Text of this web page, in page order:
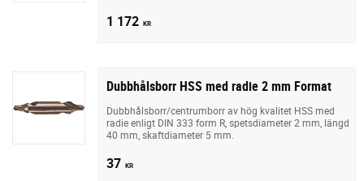
1 172 KR
Dubbhålsborr HSS med radie 2 mm Format
Dubbhålsborr/centrumborr av hög kvalitet HSS med
radie enligt DIN 333 form R, spetsdiameter 2 mm, längd
40 mm, skaftdiameter 5 mm.
37 KR